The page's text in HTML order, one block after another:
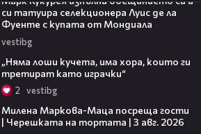
си татуира селекционера Луис де ла
Фуенте с купата от Мондиала
vestibg
„Няма лоши кучета, има хора, които ги
третират като играчки“
2 vestibg
Милена Маркова-Маца посреща гости
| Черешката на тортата | 3 авг. 2026